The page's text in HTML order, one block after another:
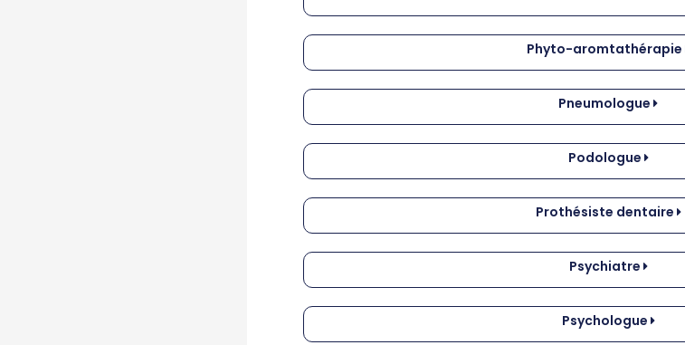
Phyto-aromtathérapie
Pneumologue
Podologue
Prothésiste dentaire
Psychiatre
Psychologue